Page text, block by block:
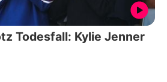
Todesfall: Kylie Jenner